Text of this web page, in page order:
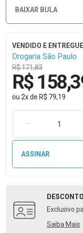
BAIXAR BULA
Drogaria São Paulo
R$ 171,83
R$
ou 2xde R$ 79,19
REMOVER UMA
ASSINAR
DESCONTO
Exclusivo
Saiba Mais